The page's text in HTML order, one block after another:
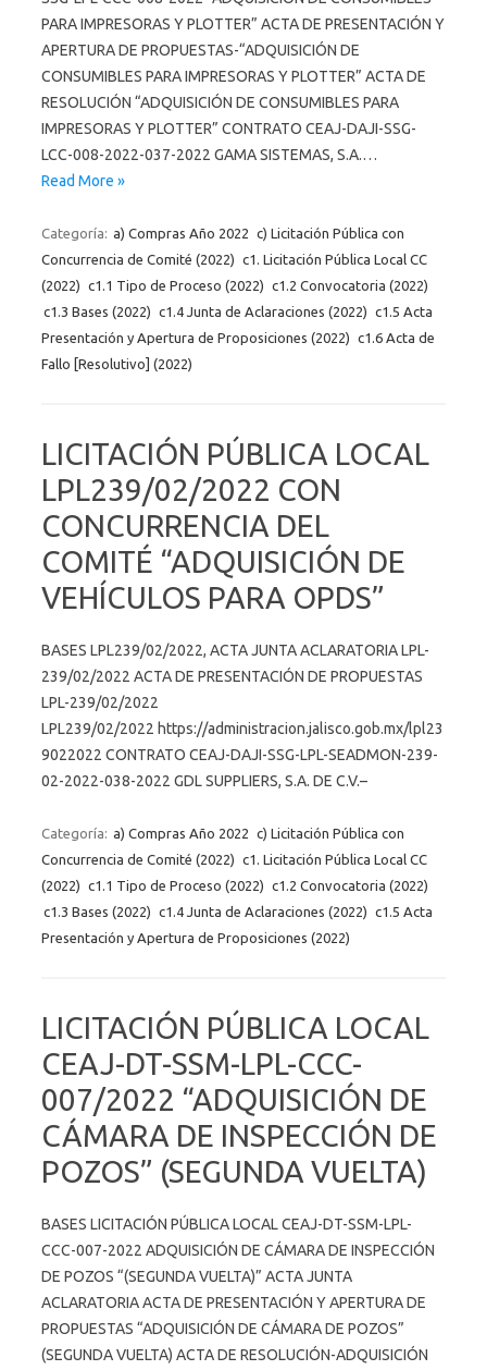
PARA IMPRESORAS Y PLOTTER” ACTA DE PRESENTACIÓN Y
APERTURA DE PROPUESTAS-“ADQUISICIÓN DE
CONSUMIBLES PARA IMPRESORAS Y PLOTTER” ACTA DE
RESOLUCIÓN “ADQUISICIÓN DE CONSUMIBLES PARA
IMPRESORAS Y PLOTTER” CONTRATO CEAJ-DAJI-SSG-
LCC-008-2022-037-2022 GAMA SISTEMAS, S.A.…
Read More »
Categoría: a) Compras Año 2022 c) Licitación Pública con
Concurrencia de Comité (2022) c1. Licitación Pública Local CC
(2022) c1.1 Tipo de Proceso (2022) c1.2 Convocatoria (2022)
c1.3 Bases (2022) c1.4 Junta de Aclaraciones (2022) c1.5 Acta
Presentación y Apertura de Proposiciones (2022) c1.6 Acta de
Fallo [Resolutivo] (2022)
LICITACIÓN PÚBLICA LOCAL
LPL239/02/2022 CON
CONCURRENCIA DEL
COMITÉ “ADQUISICIÓN DE
VEHÍCULOS PARA OPDS”
BASES LPL239/02/2022, ACTA JUNTA ACLARATORIA LPL-
239/02/2022 ACTA DE PRESENTACIÓN DE PROPUESTAS
LPL-239/02/2022
LPL239/02/2022 https://administracion.jalisco.gob.mx/lpl23
9022022 CONTRATO CEAJ-DAJI-SSG-LPL-SEADMON-239-
02-2022-038-2022 GDL SUPPLIERS, S.A. DE C.V.–
Categoría: a) Compras Año 2022 c) Licitación Pública con
Concurrencia de Comité (2022) c1. Licitación Pública Local CC
(2022) c1.1 Tipo de Proceso (2022) c1.2 Convocatoria (2022)
c1.3 Bases (2022) c1.4 Junta de Aclaraciones (2022) c1.5 Acta
Presentación y Apertura de Proposiciones (2022)
LICITACIÓN PÚBLICA LOCAL
CEAJ-DT-SSM-LPL-CCC-
007/2022 “ADQUISICIÓN DE
CÁMARA DE INSPECCIÓN DE
POZOS” (SEGUNDA VUELTA)
BASES LICITACIÓN PÚBLICA LOCAL CEAJ-DT-SSM-LPL-
CCC-007-2022 ADQUISICIÓN DE CÁMARA DE INSPECCIÓN
DE POZOS “(SEGUNDA VUELTA)” ACTA JUNTA
ACLARATORIA ACTA DE PRESENTACIÓN Y APERTURA DE
PROPUESTAS “ADQUISICIÓN DE CÁMARA DE POZOS”
(SEGUNDA VUELTA) ACTA DE RESOLUCIÓN-ADQUISICIÓN